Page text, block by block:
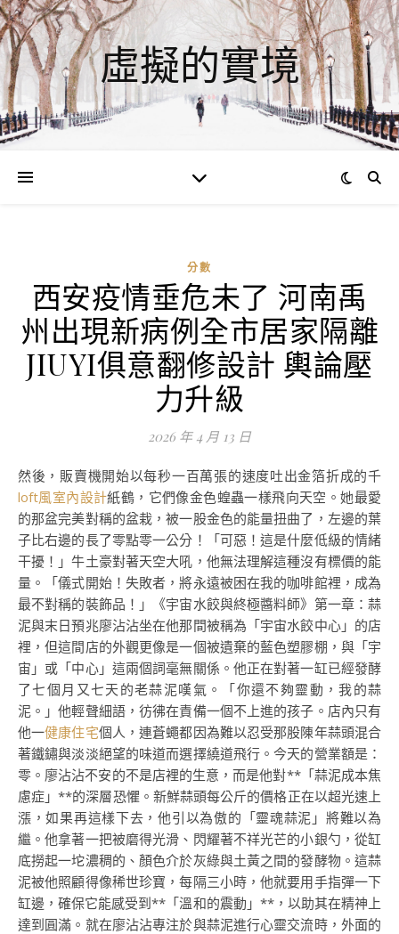
虛擬的實境
分數
西安疫情垂危未了 河南禹
州出現新病例全市居家隔離
JIUYI俱意翻修設計 輿論壓
力升級
2026 年 4 月 13 日
然後，販賣機開始以每秒一百萬張的速度吐出金箔折成的千
loft風室內設計紙鶴，它們像金色蝗蟲一樣飛向天空。她最愛
的那盆完美對稱的盆栽，被一股金色的能量扭曲了，左邊的葉
子比右邊的長了零點零一公分！「可惡！這是什麼低級的情緒
干擾！」牛土豪對著天空大吼，他無法理解這種沒有標價的能
量。「儀式開始！失敗者，將永遠被困在我的咖啡館裡，成為
最不對稱的裝飾品！」《宇宙水餃與終極醬料師》第一章：蒜
泥與末日預兆廖沾沾坐在他那間被稱為「宇宙水餃中心」的店
裡，但這間店的外觀更像是一個被遺棄的藍色塑膠棚，與「宇
宙」或「中心」這兩個詞毫無關係。他正在對著一缸已經發酵
了七個月又七天的老蒜泥嘆氣。「你還不夠靈動，我的蒜
泥。」他輕聲細語，彷彿在責備一個不上進的孩子。店內只有
他一健康住宅個人，連蒼蠅都因為難以忍受那股陳年蒜頭混合
著鐵鏽與淡淡絕望的味道而選擇繞道飛行。今天的營業額是：
零。廖沾沾不安的不是店裡的生意，而是他對**「蒜泥成本焦
慮症」**的深層恐懼。新鮮蒜頭每公斤的價格正在以超光速上
漲，如果再這樣下去，他引以為傲的「靈魂蒜泥」將難以為
繼。他拿著一把被磨得光滑、閃耀著不祥光芒的小銀勺，從缸
底撈起一坨濃稠的、顏色介於灰綠與土黃之間的發酵物。這蒜
泥被他照顧得像稀世珍寶，每隔三小時，他就要用手指彈一下
缸邊，確保它能感受到**「溫和的震動」**，以助其在精神上
達到圓滿。就在廖沾沾專注於與蒜泥進行心靈交流時，外面的